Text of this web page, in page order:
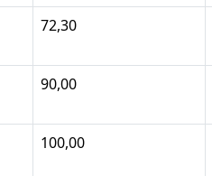
72,30
90,00
100,00